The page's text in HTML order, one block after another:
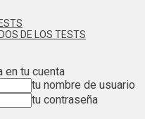
DE LOS TESTS
en tu cuenta
tu nombre de usuario
tu contraseña